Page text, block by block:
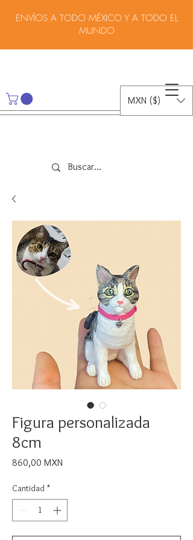
ENVÍOS A TODO MÉXICO Y A TODO EL
MUNDO
MXN ($)
Figura personalizada
8cm
860,00 MXN
Cantidad *